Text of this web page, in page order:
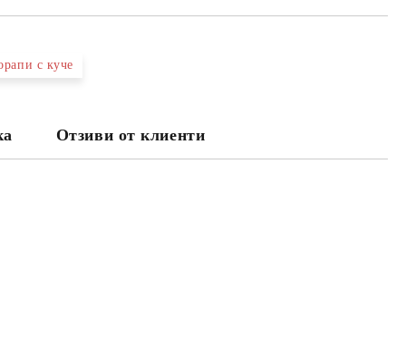
с куче
Отзиви от клиенти